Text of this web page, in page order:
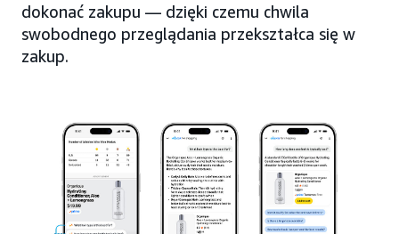
dokonać zakupu — dzięki czemu chwila
swobodnego przeglądania przekształca się w
zakup.